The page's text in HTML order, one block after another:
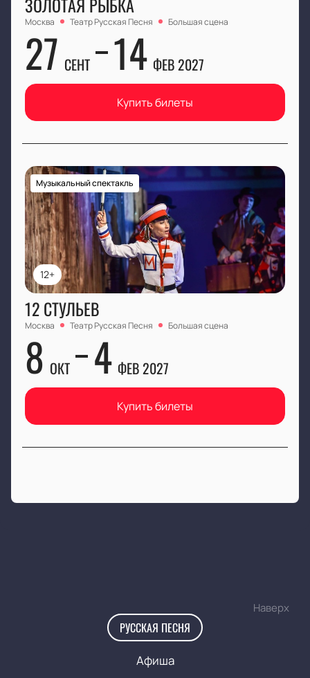
ЗОЛОТАЯ РЫБКА
Москва Театр Русская Песня Большая сцена
27 СЕНТ 14 ФЕВ 2027
Купить билеты
12+
Музыкальный спектакль
12 СТУЛЬЕВ
Москва Театр Русская Песня Большая сцена
8 ОКТ 4 ФЕВ 2027
Купить билеты
Наверх
РУССКАЯ ПЕСНЯ
Афиша